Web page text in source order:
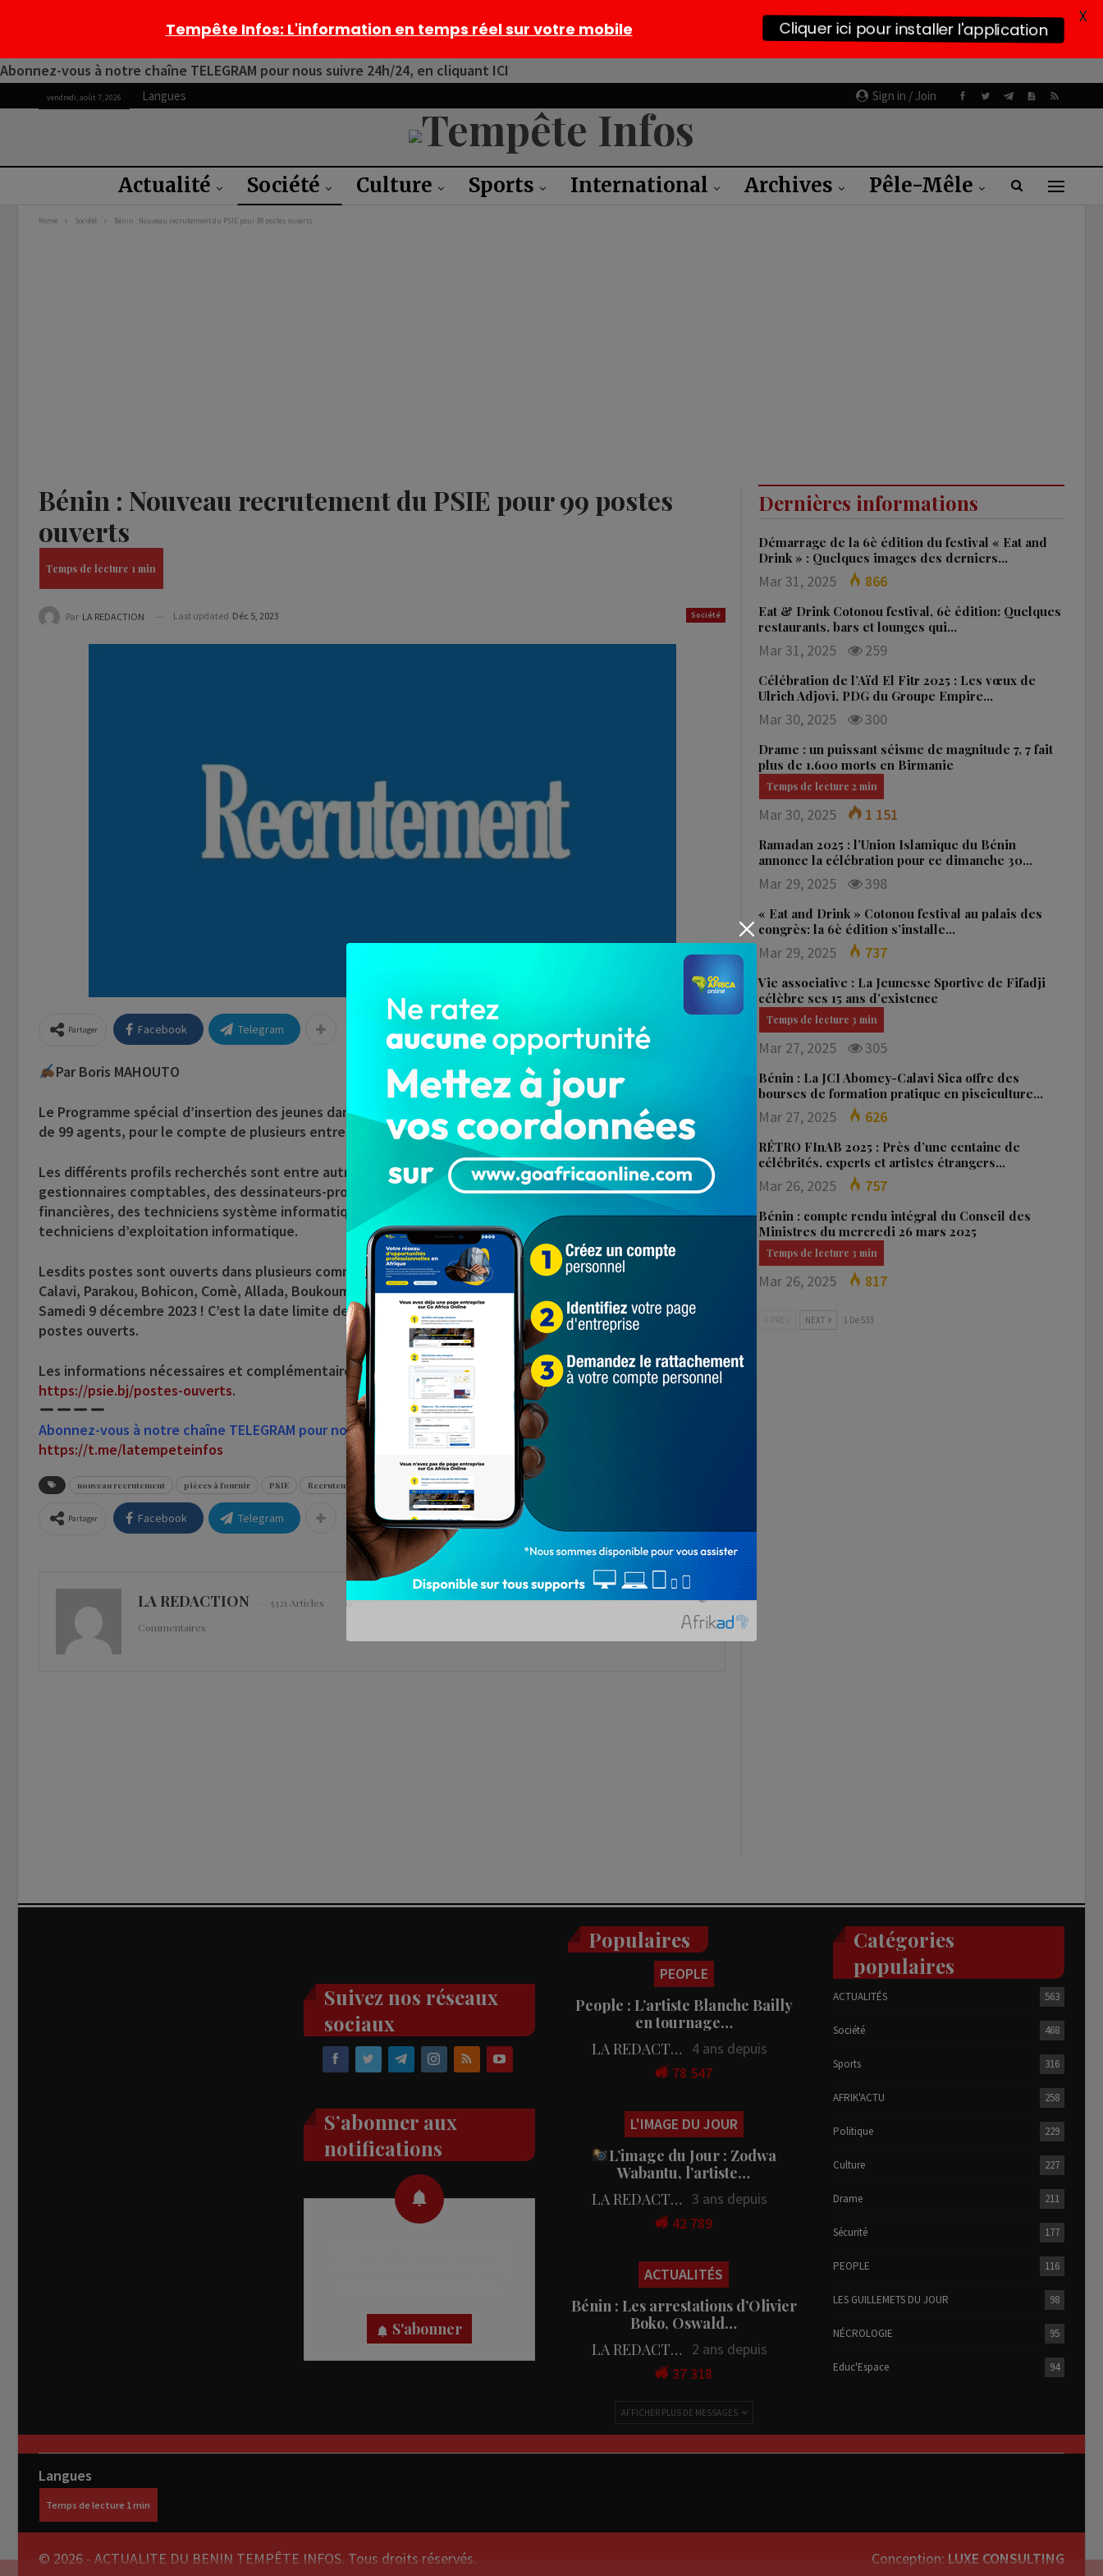
Abonnez-vous à notre chaîne TELEGRAM pour nous suivre 24h/24, en cliquant ICI
Sign in / Join
vendredi, août 7, 2026 Langues
Actualité Société Culture Sports International Archives Pêle-Mêle
Home Société Bénin : Nouveau recrutement du PSIE pour 99 postes ouverts
Bénin : Nouveau recrutement du PSIE pour 99 postes
ouverts
Société
Par LA REDACTION Last updated Déc 5, 2023
Partager Facebook Telegram
Par Boris MAHOUTO
Le Programme spécial d’insertion des jeunes dans l’emploi (PSIE) vient de lancer un nouveau recrutement
de 99 agents, pour le compte de plusieurs entreprises privées du Bénin.
Les différents profils recherchés sont entre autres, des ingénieurs d’exploitation informatique, des
gestionnaires comptables, des dessinateurs-projecteurs BTP, des superviseurs d’opérations comptables et
financières, des techniciens système informatique, des chargés de prospection commerciale, des
techniciens d’exploitation informatique.
Lesdits postes sont ouverts dans plusieurs communes du Bénin telles que Cotonou, Porto-Novo, Abomey-
Calavi, Parakou, Bohicon, Comè, Allada, Boukoumbé, Kandi, Glo-Djigbé.
Samedi 9 décembre 2023 ! C’est la date limite de dépôt de dossier des candidatures, pour postuler à ces 99
postes ouverts.
Les informations nécessaires et complémentaires peuvent être consultées en cliquant juste sur
https://psie.bj/postes-ouverts.
Abonnez-vous à notre chaîne TELEGRAM pour nous suivre 24h/24, en cliquant ici
https://t.me/latempeteinfos
nouveau recrutement pièces à fournir PSIE Recrutement recrutement Bénin recrutement PSIE
Partager Facebook Telegram
LA REDACTION 5321 Articles
0
Commentaires
Dernières informations
Démarrage de la 6è édition du festival « Eat and
Drink » : Quelques images des derniers…
Mar 31, 2025 866
Eat & Drink Cotonou festival, 6è édition: Quelques
restaurants, bars et lounges qui…
Mar 31, 2025 259
Célébration de l’Aïd El Fitr 2025 : Les vœux de
Ulrich Adjovi, PDG du Groupe Empire…
Mar 30, 2025 300
Drame : un puissant séisme de magnitude 7, 7 fait
plus de 1.600 morts en Birmanie
Mar 30, 2025 1 151
Ramadan 2025 : l’Union Islamique du Bénin
annonce la célébration pour ce dimanche 30…
Mar 29, 2025 398
« Eat and Drink » Cotonou festival au palais des
congrès: la 6è édition s’installe…
Mar 29, 2025 737
Vie associative : La Jeunesse Sportive de Fifadji
célèbre ses 15 ans d’existence
Mar 27, 2025 305
Bénin : La JCI Abomey-Calavi Sica offre des
bourses de formation pratique en pisciculture…
Mar 27, 2025 626
RÉTRO FInAB 2025 : Près d’une centaine de
célébrités, experts et artistes étrangers…
Mar 26, 2025 757
Bénin : compte rendu intégral du Conseil des
Ministres du mercredi 26 mars 2025
Mar 26, 2025 817
NEXT 1 De 533
Suivez nos réseaux
sociaux
S’abonner aux
notifications
S'abonner
Populaires
PEOPLE
People : L’artiste Blanche Bailly
en tournage…
LA REDACTION
4 ans depuis
78 547
L'IMAGE DU JOUR
L’image du Jour : Zodwa
Wabantu, l’artiste…
LA REDACTION 3 ans depuis
42 789
ACTUALITÉS
Bénin : Les arrestations d’Olivier
Boko, Oswald…
LA REDACTION
2 ans depuis
37 318
AFFICHER PLUS DE MESSAGES
Catégories
populaires
ACTUALITÉS 563
Société 468
Sports 316
AFRIK'ACTU 258
Politique 229
Culture 227
Drame 211
Sécurité 177
PEOPLE 116
LES GUILLEMETS DU JOUR 98
NÉCROLOGIE 95
Educ'Espace 94
Langues
© 2026 - ACTUALITE DU BENIN TEMPÊTE INFOS. Tous droits réservés. Conception: LUXE CONSULTING
Tempête Infos: L'information en temps réel sur votre mobile Cliquer ici pour installer l'application X